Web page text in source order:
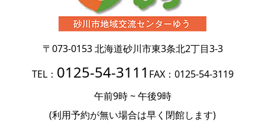
〒073-0153北海道砂川市東3条北2丁目3-3
TEL： 0125-54-3111 FAX：0125-54-3119
午前9時 ~ 午後9時
(利用予約が無い場合は早く閉館します)